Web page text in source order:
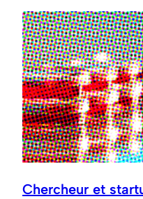
Chercheur et